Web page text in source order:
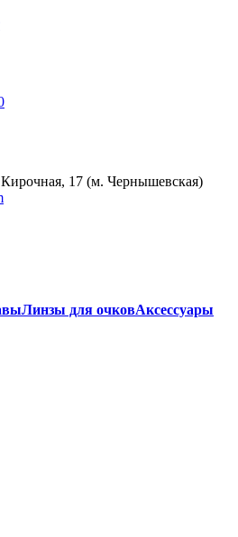
Кирочная, 17 (м. Чернышевская)
Линзы для очковАксессуары